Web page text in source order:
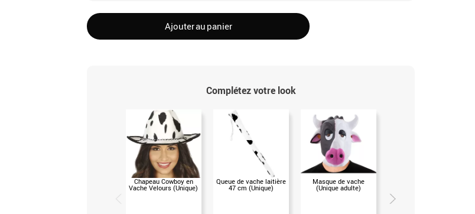
Ajouter au panier
Complétez votre look
Chapeau Cowboy en
Vache Velours (Unique)
Queue de vache laitière
47 cm (Unique)
Masque de vache
(Unique adulte)